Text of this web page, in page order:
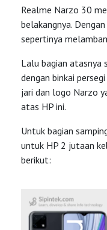
Realme Narzo 30
belakangnya.
sepertinya
Lalu bagian atasnya
dengan binkai
jari dan logo Narzo
atas HP ini.
Untuk bagian
untuk HP 2 jutaan
berikut: